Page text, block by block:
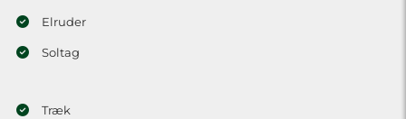
Elruder
Soltag
Træk